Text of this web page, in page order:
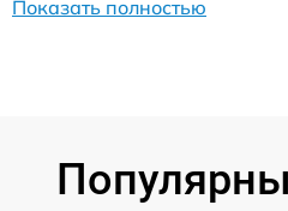
Показать полностью